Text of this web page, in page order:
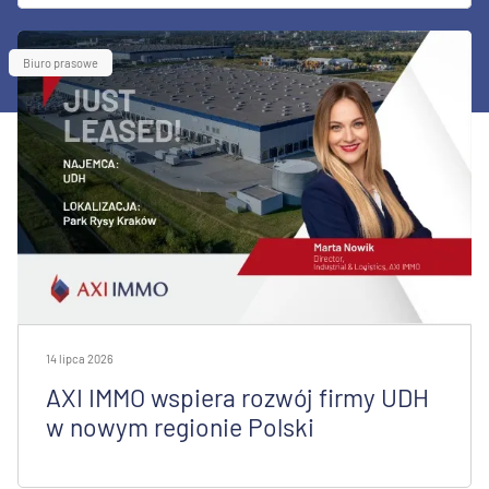
Biuro prasowe
14 lipca 2026
AXI IMMO wspiera rozwój firmy UDH
w nowym regionie Polski